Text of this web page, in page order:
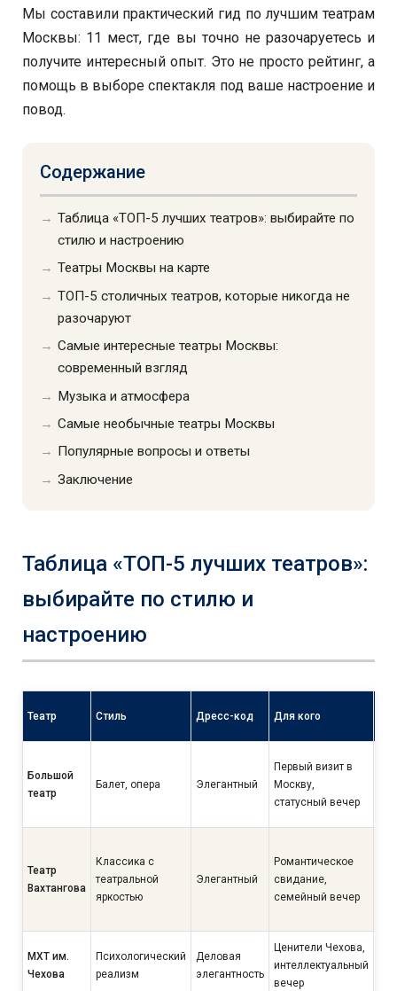
Мы составили практический гид по лучшим театрам
Москвы: 11 мест, где вы точно не разочаруетесь и
получите интересный опыт. Это не просто рейтинг, а
помощь в выборе спектакля под ваше настроение и
повод.
Содержание
Таблица «ТОП-5 лучших театров»: выбирайте по
стилю и настроению
Театры Москвы на карте
ТОП-5 столичных театров, которые никогда не
разочаруют
Самые интересные театры Москвы:
современный взгляд
Музыка и атмосфера
Самые необычные театры Москвы
Популярные вопросы и ответы
Заключение
Таблица «ТОП-5 лучших театров»:
выбирайте по стилю и
настроению
Театр Стиль Дресс-код Для кого
Большой
театр
Балет, опера Элегантный
Первый визит в
Москву,
статусный вечер
Театр
Вахтангова
Классика с
театральной
яркостью
Элегантный
Романтическое
свидание,
семейный вечер
МХТ им.
Чехова
Психологический
реализм
Деловая
элегантность
Ценители Чехова,
интеллектуальный
вечер